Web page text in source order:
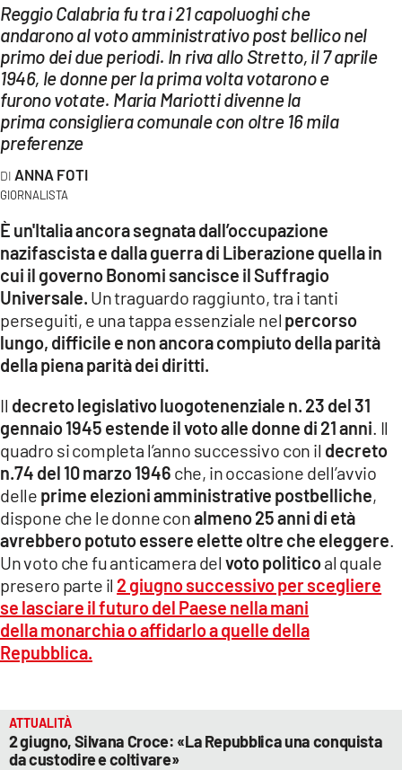
LAC TV
LAC NETWORK
LAC ONAIR
LaC
Network
LACPLAY.IT
LACTV.IT
LACONAIR.IT
LACITYMAG.IT
ILREGGINO.IT
COSENZACHANNEL.IT
ILVIBONESE.IT
CATANZAROCHANNEL.IT
LACAPITALENEWS.IT
App
APPLE
Reggio Calabria fu tra i 21 capoluoghi che
andarono al voto amministrativo post bellico nel
primo dei due periodi. In riva allo Stretto, il 7 aprile
1946, le donne per la prima volta votarono e
furono votate. Maria Mariotti divenne la
prima consigliera comunale con oltre 16 mila
preferenze
ANNA FOTI
GIORNALISTA
È un'Italia ancora segnata dall’occupazione
nazifascista e dalla guerra di Liberazione quella in
cui il governo Bonomi sancisce il Suffragio
Universale. Un traguardo raggiunto, tra i tanti
perseguiti, e una tappa essenziale nel percorso
lungo, difficile e non ancora compiuto della parità
della piena parità dei diritti.
Il decreto legislativo luogotenenziale n. 23 del 31
gennaio 1945 estende il voto alle donne di 21 anni . Il
quadro si completa l’anno successivo con il decreto
n.74 del 10 marzo 1946 che, in occasione dell’avvio
delle prime elezioni amministrative postbelliche,
dispone che le donne conalmeno 25 anni di età
avrebbero potuto essere elette oltre che eleggere
Un voto che fu anticamera del voto politicoal quale
presero parte il 2 giugno successivo per scegliere
se lasciare il futuro del Paese nella mani
della monarchia o affidarlo a quelle della
Repubblica.
ATTUALITÀ
2 giugno, Silvana Croce: «La Repubblica una conquista
da custodire e coltivare»